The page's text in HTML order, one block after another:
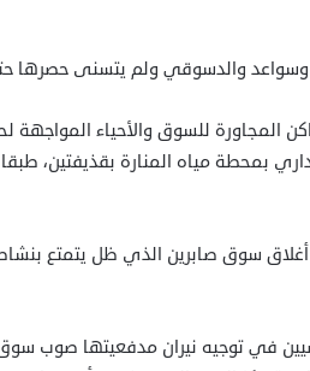
والدسوقي ولم يتسنى حصرها
للسوق والأحياء المواجهة
بمحطة مياه المنارة بقذيفتين،
سوق صابرين الذي ظل يتمتع
في توجيه نيران مدفعيتها صوب